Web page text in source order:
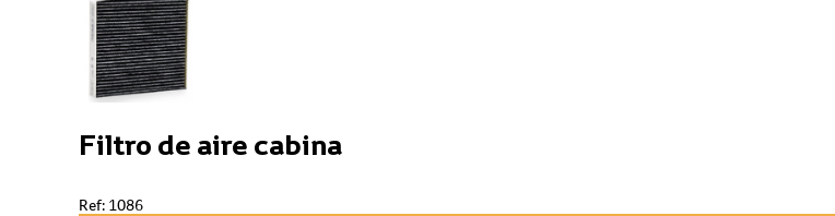
Filtro de aire cabina
Ref: 1086